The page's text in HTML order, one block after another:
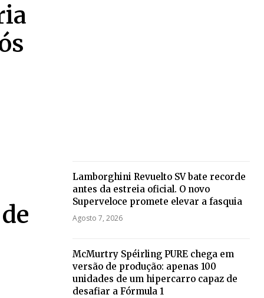
Lamborghini Revuelto SV bate recorde
antes da estreia oficial. O novo
Superveloce promete elevar a fasquia
Agosto 7, 2026
McMurtry Spéirling PURE chega em
versão de produção: apenas 100
unidades de um hipercarro capaz de
desafiar a Fórmula 1